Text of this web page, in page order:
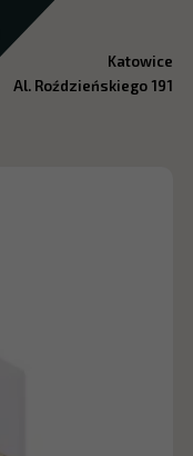
Katowice
Al. Roździeńskiego 191